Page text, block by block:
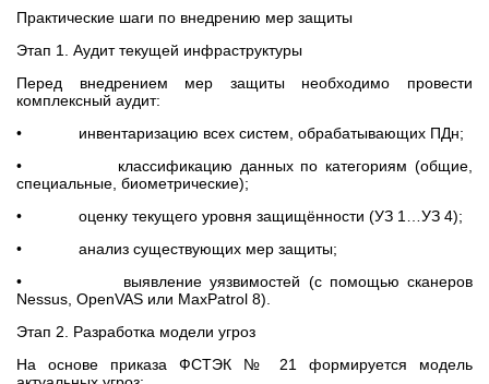
Практические шаги по внедрению мер защиты
Этап 1. Аудит текущей инфраструктуры
Перед внедрением мер защиты необходимо провести
комплексный аудит:
• инвентаризацию всех систем, обрабатывающих ПДн;
• классификацию данных по категориям (общие,
специальные, биометрические);
• оценку текущего уровня защищённости (УЗ 1…УЗ 4);
• анализ существующих мер защиты;
• выявление уязвимостей (с помощью сканеров
Nessus, OpenVAS или MaxPatrol 8).
Этап 2. Разработка модели угроз
На основе приказа ФСТЭК № 21 формируется модель